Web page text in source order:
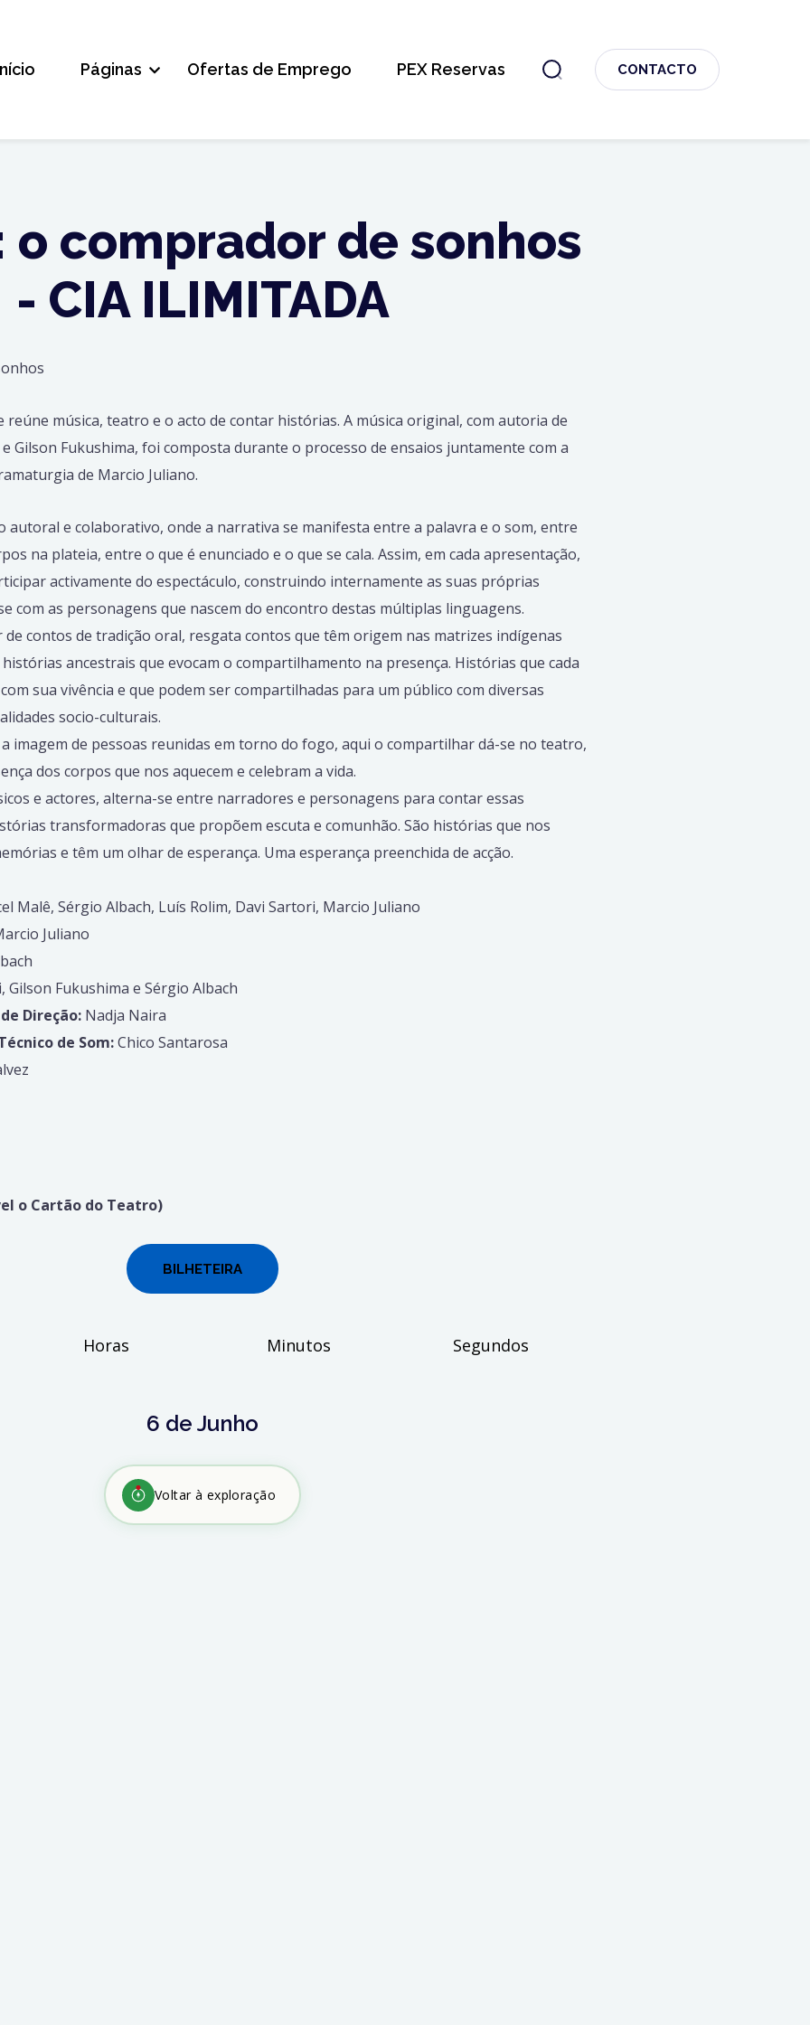
Páginas Ofertas de Emprego PEX Reservas CONTACTO
o comprador de sonhos
- CIA ILIMITADA
reúne música, teatro e o acto de contar histórias. A música original, com autoria de
Gilson Fukushima, foi composta durante o processo de ensaios juntamente com a
de Marcio Juliano.
autoral e colaborativo, onde a narrativa se manifesta entre a palavra e o som, entre
na plateia, entre o que é enunciado e o que se cala. Assim, em cada apresentação,
activamente do espectáculo, construindo internamente as suas próprias
com as personagens que nascem do encontro destas múltiplas linguagens.
contos de tradição oral, resgata contos que têm origem nas matrizes indígenas
ancestrais que evocam o compartilhamento na presença. Histórias que cada
sua vivência e que podem ser compartilhadas para um público com diversas
socio-culturais.
imagem de pessoas reunidas em torno do fogo, aqui o compartilhar dá-se no teatro,
dos corpos que nos aquecem e celebram a vida.
e actores, alterna-se entre narradores e personagens para contar essas
transformadoras que propõem escuta e comunhão. São histórias que nos
e têm um olhar de esperança. Uma esperança preenchida de acção.
Malê, Sérgio Albach, Luís Rolim, Davi Sartori, Marcio Juliano
Juliano
Fukushima e Sérgio Albach
Direção: Nadja Naira
de Som:Chico Santarosa
o Cartão do Teatro)
BILHETEIRA
Horas Minutos Segundos
6 de Junho
Voltar à exploração